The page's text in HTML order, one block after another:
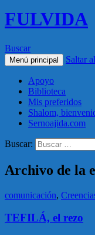
FULVIDA
Buscar
Menú principal Saltar
Apoyo
Biblioteca
Mis preferidos
Shalom,
Sernoajida.com
Buscar:
Archivo de la
comunicación,
TEFILÁ, el rezo